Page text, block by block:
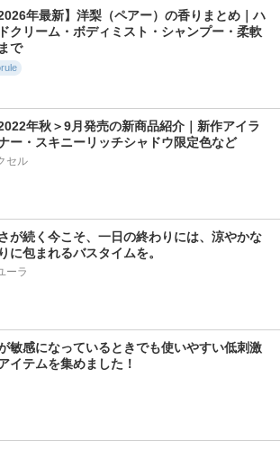
2026年最新】洋梨（ペアー）の香りまとめ｜ハ
クリーム・ボディミスト・シャンプー・柔軟
で
年秋＞9月発売の新商品紹介｜新作アイラ
ー・スキニーリッチシャドウ限定色など
セル
が続く今こそ、一日の終わりには、涼やかな
に包まれるバスタイムを。
ーラ
敏感になっているときでも使いやすい低刺激
イテムを集めました！